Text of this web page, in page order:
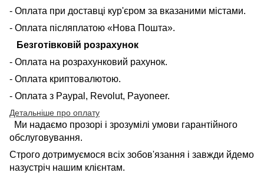
- Оплата при доставці кур'єром за вказаними містами.
- Оплата післяплатою «Нова Пошта».
Безготівковій розрахунок
- Оплата на розрахунковий рахунок.
- Оплата криптовалютою.
- Оплата з Paypal, Revolut, Payoneer.
Детальніше про оплату
Ми надаємо прозорі і зрозумілі умови гарантійного
обслуговування.
Строго дотримуємося всіх зобов'язання і завжди йдемо
назустріч нашим клієнтам.